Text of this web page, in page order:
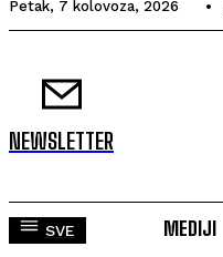
Petak, 7 kolovoza, 2026
NEWSLETTER
SVE MEDIJI